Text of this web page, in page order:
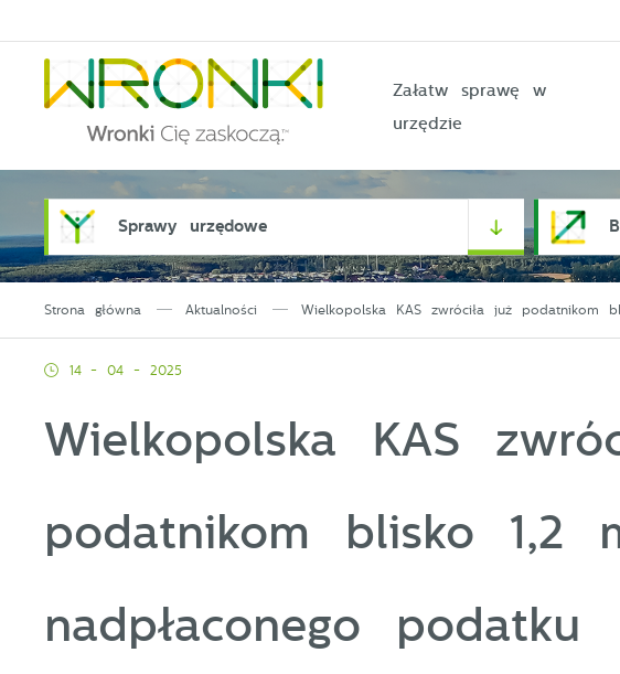
Załatw sprawę w
urzędzie
Sprawy urzędowe
Strona główna Aktualności Wielkopolska KAS zwróciła już podatnikom
14 - 04 - 2025
Wielkopolska KAS
podatnikom blisko 1,2
nadpłaconego podatku